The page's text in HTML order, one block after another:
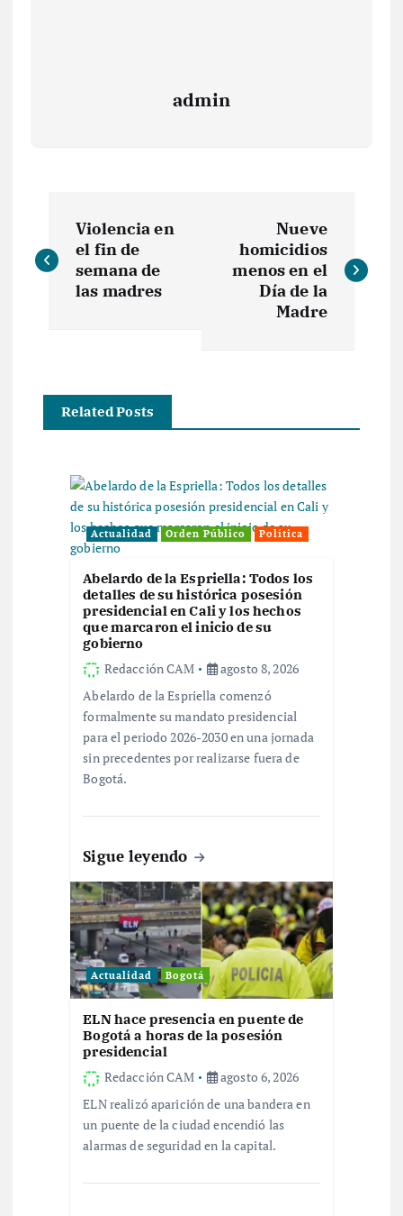
admin
a
g
a
Violencia en
el fin de
semana de
las madres
Nueve
homicidios
menos en el
Día de la
Madre
Related Posts
Actualidad Orden Público Política
Abelardo de la Espriella: Todos los
detalles de su histórica posesión
presidencial en Cali y los hechos
que marcaron el inicio de su
gobierno
Redacción CAM
agosto 8, 2026
Abelardo de la Espriella comenzó
formalmente su mandato presidencial
para el periodo 2026-2030 en una jornada
sin precedentes por realizarse fuera de
Bogotá.
Sigue leyendo
Actualidad Bogotá
ELN hace presencia en puente de
Bogotá a horas de la posesión
presidencial
Redacción CAM
agosto 6, 2026
ELN realizó aparición de una bandera en
un puente de la ciudad encendió las
alarmas de seguridad en la capital.